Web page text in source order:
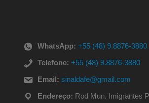
WhatsApp: +55 (48) 9.8876-3880
Telefone: +55 (48) 9.8876-3880
Email: sinaldafe@gmail.com
Endereço: Rod Mun. Imigrantes